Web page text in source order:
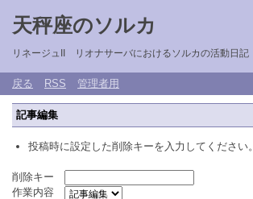
天秤座のソルカ
リネージュII リオナサーバにおけるソルカの活動日記
戻る RSS 管理者用
記事編集
投稿時に設定した削除キーを入力してください。
削除キー
作業内容